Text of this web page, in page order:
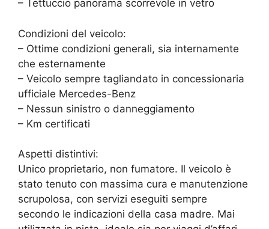
– Tettuccio panorama scorrevole in vetro
Condizioni del veicolo:
– Ottime condizioni generali, sia internamente
che esternamente
– Veicolo sempre tagliandato in concessionaria
ufficiale Mercedes-Benz
– Nessun sinistro o danneggiamento
– Km certificati
Aspetti distintivi:
Unico proprietario, non fumatore. Il veicolo è
stato tenuto con massima cura e manutenzione
scrupolosa, con servizi eseguiti sempre
secondo le indicazioni della casa madre. Mai